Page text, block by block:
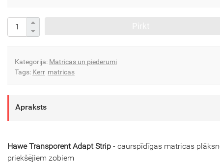
Kategorija: Matricas un piederumi
Tags: Kerr matricas
Apraksts
Hawe Transporent Adapt Strip - caurspīdīgas matricas
priekšējiem zobiem